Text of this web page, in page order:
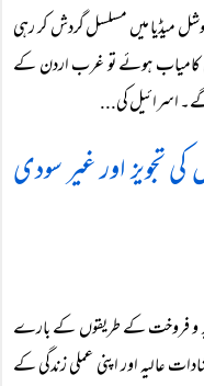
میڈیا میں مسلسل گردش کر رہی
کامیاب ہوئے تو غرب اردن کے
گے۔ اسرائیل کی...
کی تجویز اور غیر سودی
و فروخت کے طریقوں کے بارے
عالیہ اور اپنی عملی زندگی کے